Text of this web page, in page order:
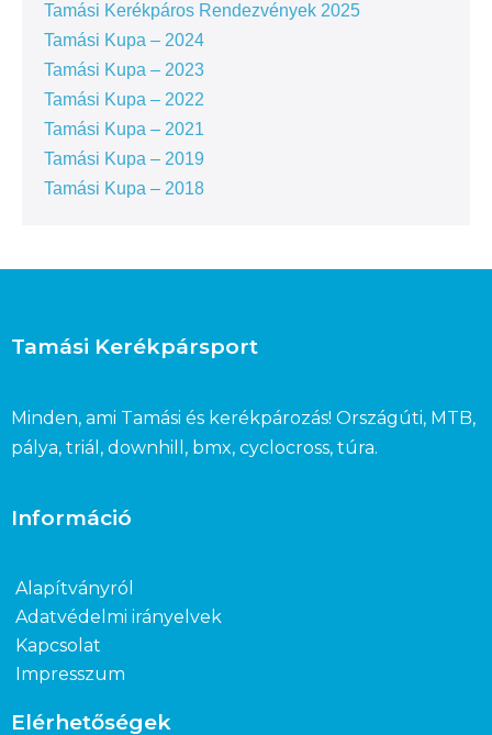
Tamási Kerékpáros Rendezvények 2025
Tamási Kupa – 2024
Tamási Kupa – 2023
Tamási Kupa – 2022
Tamási Kupa – 2021
Tamási Kupa – 2019
Tamási Kupa – 2018
Tamási Kerékpársport
Minden, ami Tamási és kerékpározás! Országúti, MTB,
pálya, triál, downhill, bmx, cyclocross, túra.
Információ
Alapítványról
Adatvédelmi irányelvek
Kapcsolat
Impresszum
Elérhetőségek